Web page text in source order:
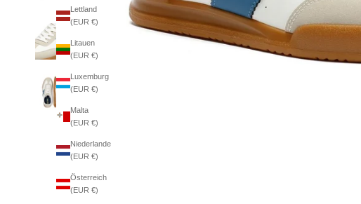
Lettland
(EUR €)
Litauen
(EUR €)
Luxemburg
(EUR €)
Malta
(EUR €)
Niederlande
(EUR €)
Österreich
(EUR €)